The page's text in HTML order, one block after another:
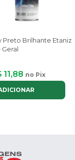
Preto Brilhante Etaniz
11,88 no Pix